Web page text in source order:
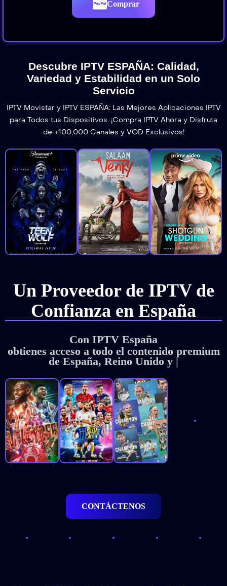
Comprar
Descubre IPTV ESPAÑA: Calidad,
Variedad y Estabilidad en un Solo
Servicio
IPTV Movistar y IPTV ESPAÑA: Las Mejores Aplicaciones IPTV
para Todos tus Dispositivos. ¡Compra IPTV Ahora y Disfruta
de +100,000 Canales y VOD Exclusivos!
Un Proveedor de IPTV de
Confianza en España
Con IPTV España
obtienes acceso a todo el contenido premium
de España, Reino Unido y Estados Unid
CONTÁCTENOS